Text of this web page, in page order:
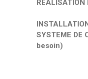
REALISATION
SYSTEME DE
besoin)